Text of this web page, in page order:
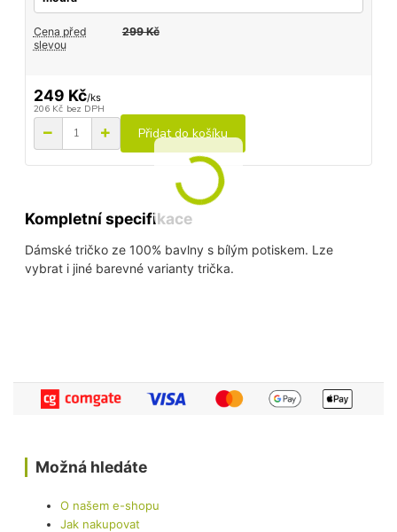
Cena před
slevou
299 Kč
249 Kč/ks
206 Kč bez DPH
Přidat do košíku
Kompletní specifikace
Dámské tričko ze 100% bavlny s bílým potiskem. Lze
vybrat i jiné barevné varianty trička.
Možná hledáte
O našem e-shopu
Jak nakupovat